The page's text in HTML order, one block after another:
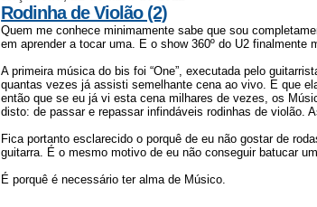
Rodinha de Violão (2)
Quem me conhece minimamente sabe que sou
em aprender a tocar uma. E o show 360º do U2 finalmente
A primeira música do bis foi “One”, executada pelo
quantas vezes já assisti semelhante cena ao vivo. E que
então que se eu já vi esta cena milhares de vezes, os
disto: de passar e repassar infindáveis rodinhas de violão.
Fica portanto esclarecido o porquê de eu não gostar de
guitarra. É o mesmo motivo de eu não conseguir batucar
É porquê é necessário ter alma de Músico.